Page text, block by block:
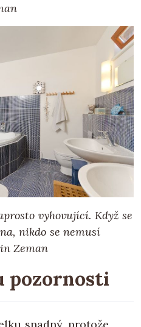
vyhovující. Když se
nikdo se nemusí
Zeman
pozornosti